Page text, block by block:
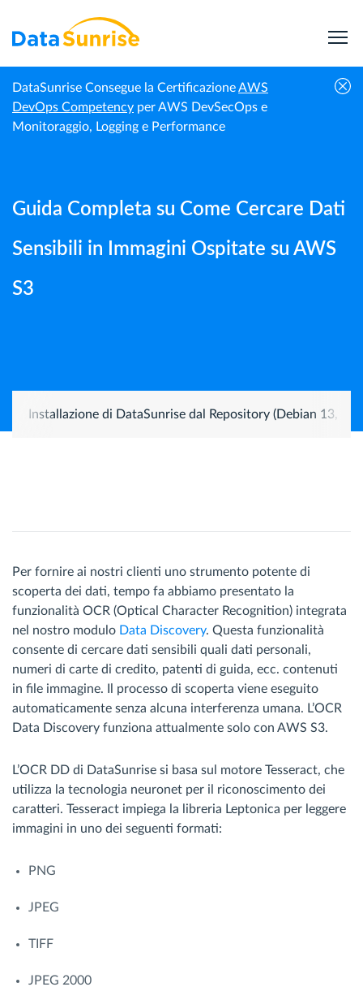
DataSunrise Consegue la CertificazioneAWS
DevOps Competency per AWS DevSecOps e
Monitoraggio, Logging e Performance
Homepage
Guide |
DataSunrise
Guida Completa su Come Cercare Dati
Sensibili in Immagini Ospitate su AWS S3
Guida Completa su Come Cercare Dati
Sensibili in Immagini Ospitate su AWS
S3
Installazione di DataSunrise dal Repository (Debian 13,
Per fornire ai nostri clienti uno strumento potente di
scoperta dei dati, tempo fa abbiamo presentato la
funzionalità OCR (Optical Character Recognition) integrata
nel nostro modulo Data Discovery. Questa funzionalità
consente di cercare dati sensibili quali dati personali,
numeri di carte di credito, patenti di guida, ecc. contenuti
in file immagine. Il processo di scoperta viene eseguito
automaticamente senza alcuna interferenza umana. L’OCR
Data Discovery funziona attualmente solo con AWS S3.
L’OCR DD di DataSunrise si basa sul motore Tesseract, che
utilizza la tecnologia neuronet per il riconoscimento dei
caratteri. Tesseract impiega la libreria Leptonica per leggere
immagini in uno dei seguenti formati:
PNG
JPEG
TIFF
JPEG 2000